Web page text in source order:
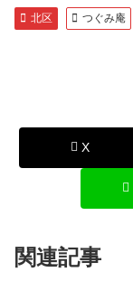
北区 つぐみ庵
X
関連記事